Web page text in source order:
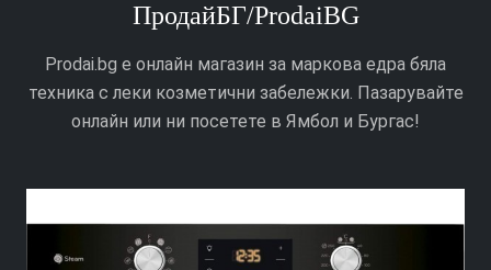
ПродайБГ/ProdaiBG
Prodai.bg е онлайн магазин за маркова едра бяла
техника с леки козметични забележки. Пазарувайте
онлайн или ни посетете в Ямбол и Бургас!